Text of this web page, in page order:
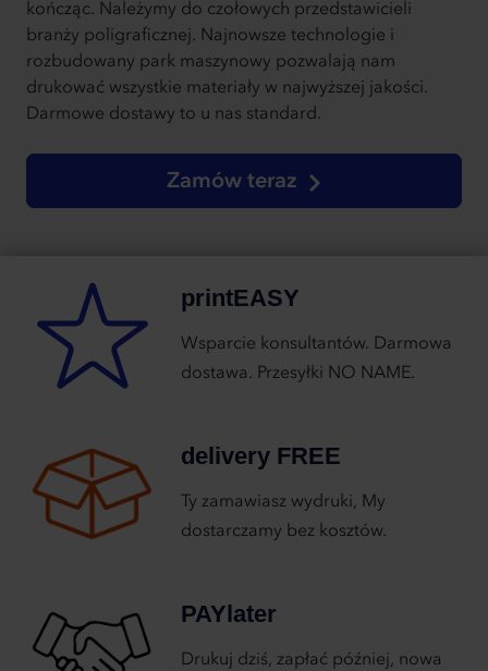
kończąc. Należymy do czołowych przedstawicieli
branży poligraficznej. Najnowsze technologie i
rozbudowany park maszynowy pozwalają nam
drukować wszystkie materiały w najwyższej jakości.
Darmowe dostawy to u nas standard.
Zamów teraz
printEASY
Wsparcie konsultantów. Darmowa
dostawa. Przesyłki NO NAME.
delivery FREE
Ty zamawiasz wydruki, My
dostarczamy bez kosztów.
PAYlater
Drukuj dziś, zapłać później, nowa